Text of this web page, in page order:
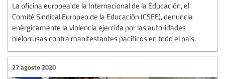
La oficina europea de la Internacional de la Educación, el
Comité Sindical Europeo de la Educación (CSEE), denuncia
enérgicamente la violencia ejercida por las autoridades
bielorrusas contra manifestantes pacíficos en todo el país.
27 agosto 2020